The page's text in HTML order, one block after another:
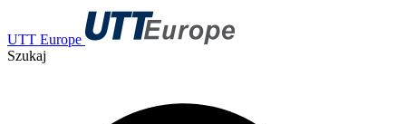
UTT Europe
Szukaj